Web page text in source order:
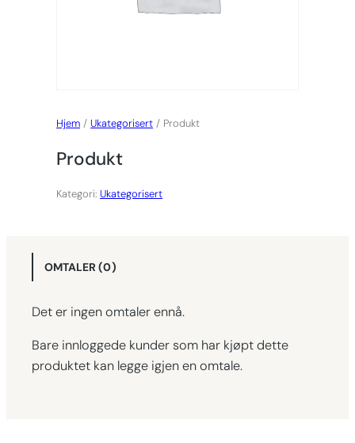
Hjem /Ukategorisert / Produkt
Produkt
Kategori:Ukategorisert
OMTALER (0)
Det er ingen omtaler ennå.
Bare innloggede kunder som har kjøpt dette
produktet kan legge igjen en omtale.